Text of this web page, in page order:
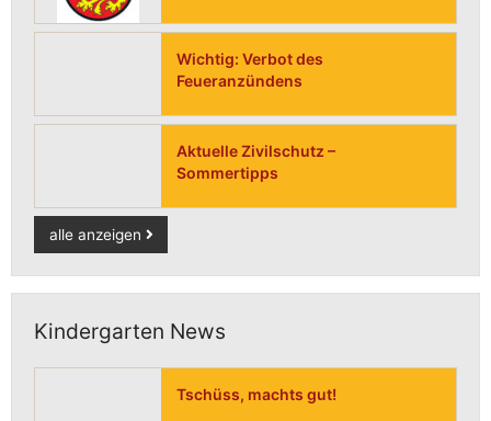
Wichtig: Verbot des
Feueranzündens
Aktuelle Zivilschutz –
Sommertipps
alle anzeigen
Kindergarten News
Tschüss, machts gut!